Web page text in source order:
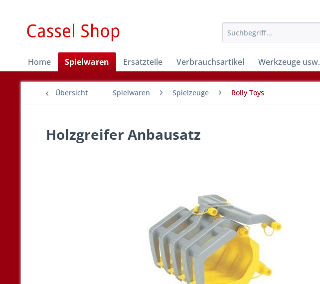
Home Spielwaren Ersatzteile Verbrauchsartikel Werkzeuge usw.
Übersicht Spielwaren Spielzeuge Rolly Toys
Holzgreifer Anbausatz